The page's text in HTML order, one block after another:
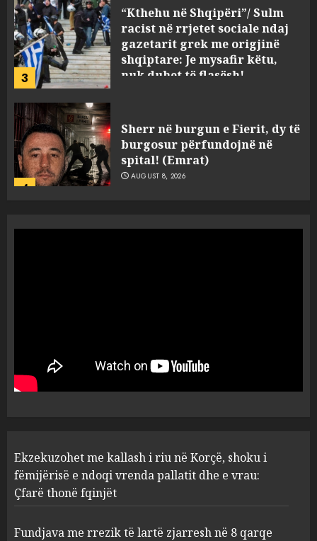
3
racist në rrjetet sociale ndaj
gazetarit grek me origjinë
shqiptare: Je mysafir këtu,
nuk duhet të flasësh!
AUGUST 8, 2026
4
burgosur përfundojnë në
spital! (Emrat)
AUGUST 8, 2026
1
ndoqi vrenda pallatit dhe e
vrau: Çfarë thonë fqinjët
AUGUST 8, 2026
2
zjarresh në 8 qarqe
paralajmëron Instituti i
deri në 39°C
Ekzekuzohet me kallash i riu në Korçë, shoku i
fëmijërisë e ndoqi vrenda pallatit dhe e vrau:
Çfarë thonë fqinjët
Fundjava me rrezik të lartë zjarresh në 8 qarqe